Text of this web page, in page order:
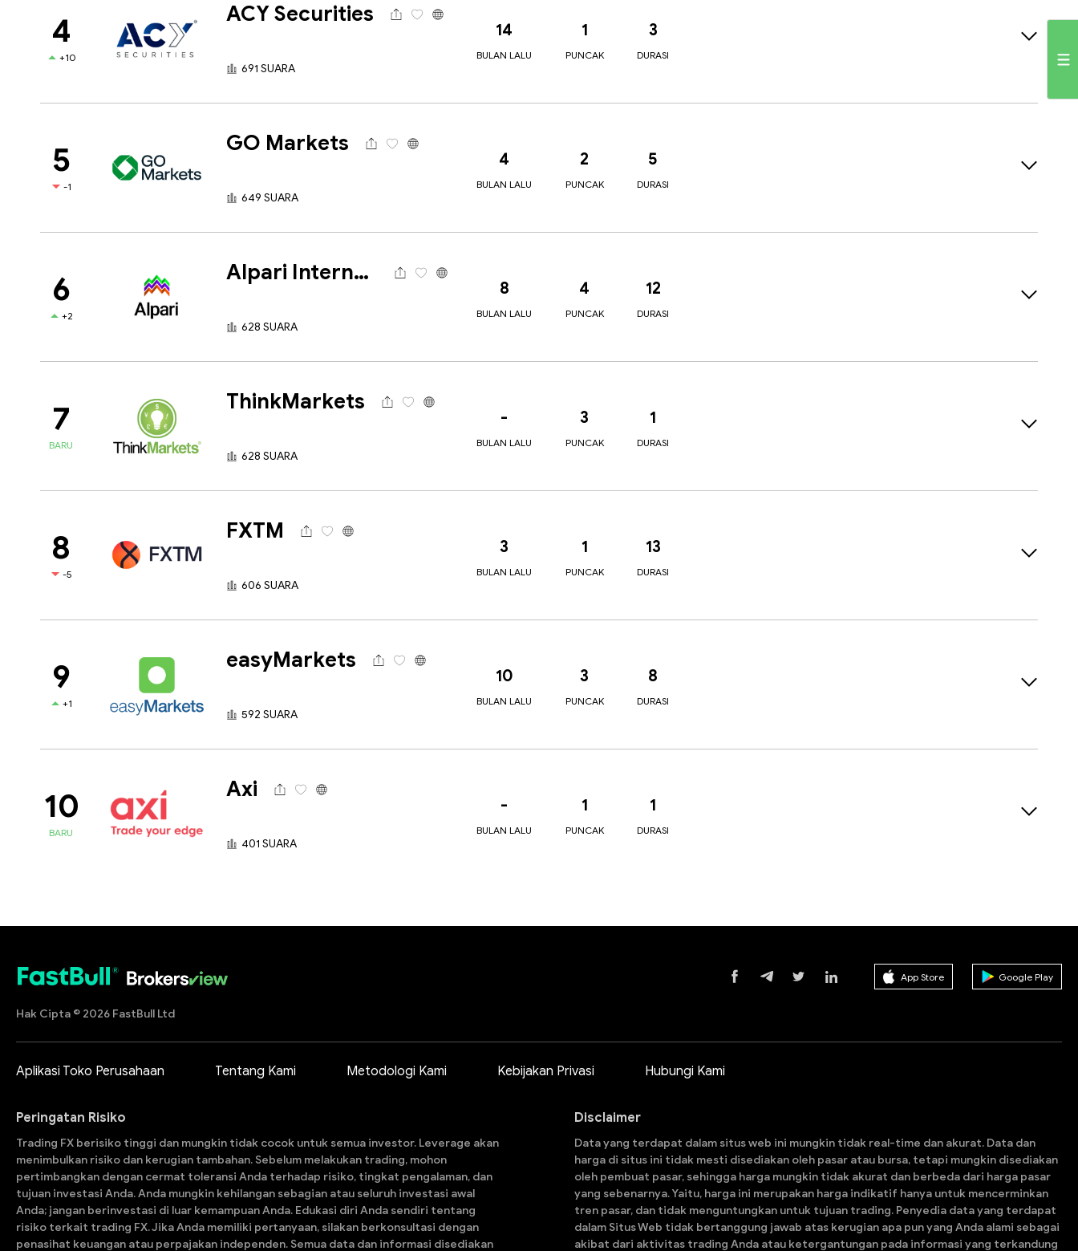
4
+10
ACY Securities
691 SUARA
14
BULAN LALU
1
PUNCAK
3
DURASI
5
-1
GO Markets
649 SUARA
4
BULAN LALU
2
PUNCAK
5
DURASI
6
+2
Alpari International
628 SUARA
8
BULAN LALU
4
PUNCAK
12
DURASI
7
BARU
ThinkMarkets
628 SUARA
-
BULAN LALU
3
PUNCAK
1
DURASI
8
-5
FXTM
606 SUARA
3
BULAN LALU
1
PUNCAK
13
DURASI
9
+1
easyMarkets
592 SUARA
10
BULAN LALU
3
PUNCAK
8
DURASI
10
BARU
Axi
401 SUARA
-
BULAN LALU
1
PUNCAK
1
DURASI
Hak Cipta © 2026 FastBull Ltd
App Store Google Play
Aplikasi Toko Perusahaan Tentang Kami Metodologi Kami Kebijakan Privasi Hubungi Kami
Peringatan Risiko
Trading FX berisiko tinggi dan mungkin tidak cocok untuk semua investor. Leverage akan
menimbulkan risiko dan kerugian tambahan. Sebelum melakukan trading, mohon
pertimbangkan dengan cermat toleransi Anda terhadap risiko, tingkat pengalaman, dan
tujuan investasi Anda. Anda mungkin kehilangan sebagian atau seluruh investasi awal
Anda; jangan berinvestasi di luar kemampuan Anda. Edukasi diri Anda sendiri tentang
risiko terkait trading FX. Jika Anda memiliki pertanyaan, silakan berkonsultasi dengan
penasihat keuangan atau perpajakan independen. Semua data dan informasi disediakan
Disclaimer
Data yang terdapat dalam situs web ini mungkin tidak real-time dan akurat. Data dan
harga di situs ini tidak mesti disediakan oleh pasar atau bursa, tetapi mungkin disediakan
oleh pembuat pasar, sehingga harga mungkin tidak akurat dan berbeda dari harga pasar
yang sebenarnya. Yaitu, harga ini merupakan harga indikatif hanya untuk mencerminkan
tren pasar, dan tidak menguntungkan untuk tujuan trading. Penyedia data yang terdapat
dalam Situs Web tidak bertanggung jawab atas kerugian apa pun yang Anda alami sebagai
akibat dari aktivitas trading Anda atau ketergantungan pada informasi yang terkandung